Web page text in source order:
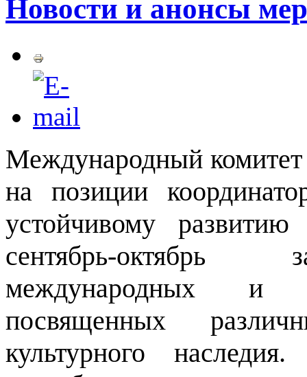
Новости и анонсы
Международный
на позиции
устойчивому
сентябрь-октябрь
международных и
посвященных
культурного